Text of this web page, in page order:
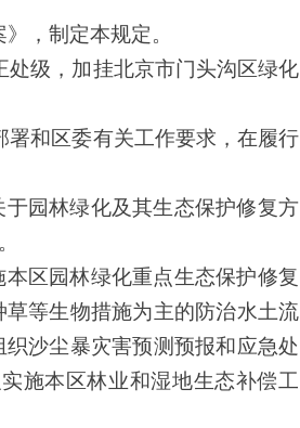
，制定本规定。
处级，加挂北京市门头沟区绿化
署和区委有关工作要求，在履行
于园林绿化及其生态保护修复方
区园林绿化重点生态保护修复
等生物措施为主的防治水土流
沙尘暴灾害预测预报和应急处
施本区林业和湿地生态补偿工